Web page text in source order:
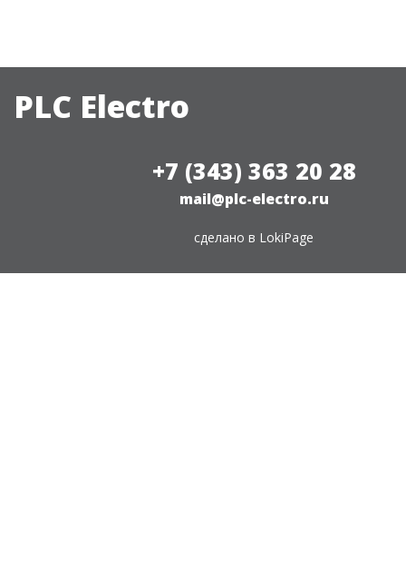
PLC Electro
+7 (343) 363 20 28
mail@plc-electro.ru
сделано в LokiPage